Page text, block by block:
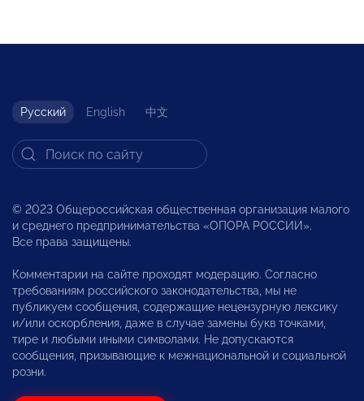
Русский English 中文
© 2023 Общероссийская общественная организация малого
и среднего предпринимательства «ОПОРА РОССИИ».
Все права защищены.
Комментарии на сайте проходят модерацию. Согласно
требованиям российского законодательства, мы не
публикуем сообщения, содержащие нецензурную лексику
и/или оскорбления, даже в случае замены букв точками,
тире и любыми иными символами. Не допускаются
сообщения, призывающие к межнациональной и социальной
розни.